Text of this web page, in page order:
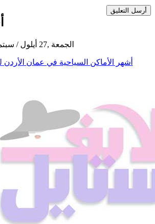
أرسل التعليق
GMT 07:33 2019 الجمعة ,27 أيلول / سبتمبر
أشهر الأماكن السياحية في عمان الأردن